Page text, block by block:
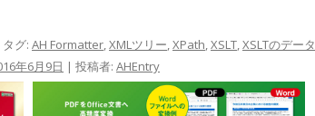
グ: AH Formatter XMLツリー XPath XSLT XSLTのデータ
年6月9日 | 投稿者: AHEntry